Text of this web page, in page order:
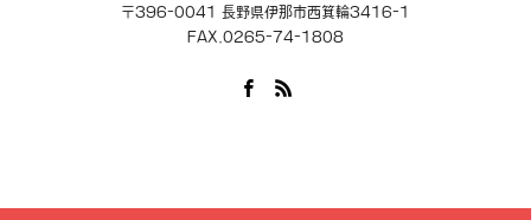
〒396-0041 長野県伊那市西箕輪3416-1
FAX.0265-74-1808